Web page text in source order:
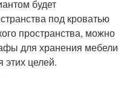
будет
под кроватью
пространства, можно
для хранения мебели
этих целей.